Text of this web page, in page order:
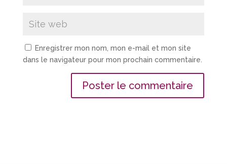
Enregistrer mon nom, mon e-mail et mon site
dans le navigateur pour mon prochain commentaire.